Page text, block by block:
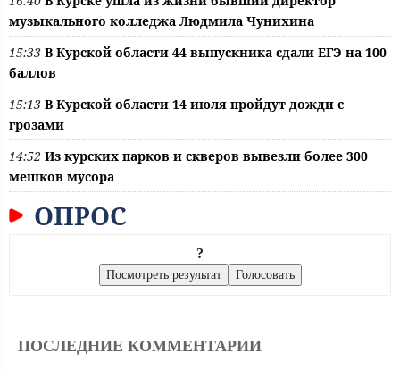
музыкального колледжа Людмила Чунихина
15:33 В Курской области 44 выпускника сдали ЕГЭ на 100
баллов
15:13 В Курской области 14 июля пройдут дожди с
грозами
14:52 Из курских парков и скверов вывезли более 300
мешков мусора
ОПРОС
?
ПОСЛЕДНИЕ КОММЕНТАРИИ